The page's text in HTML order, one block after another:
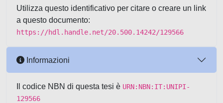
Utilizza questo identificativo per citare o creare un link
a questo documento:
https://hdl.handle.net/20.500.14242/129566
Informazioni
Il codice NBN di questa tesi è URN:NBN:IT:UNIPI-
129566